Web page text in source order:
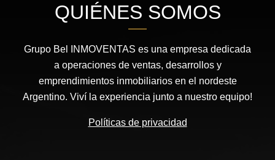
QUIÉNES SOMOS
Grupo Bel INMOVENTAS es una empresa dedicada
a operaciones de ventas, desarrollos y
emprendimientos inmobiliarios en el nordeste
Argentino. Viví la experiencia junto a nuestro equipo!
Políticas de privacidad